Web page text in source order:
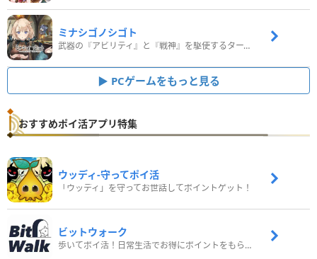
ミナシゴノシゴト
武器の『アビリティ』と『戦神』を駆使するターン制コマンドバトルRPG！
PCゲームをもっと見る
おすすめポイ活アプリ特集
ウッディ‐守ってポイ活
「ウッディ」を守ってお世話してポイントゲット！
ビットウォーク
歩いてポイ活！日常生活でお得にポイントをもらおう